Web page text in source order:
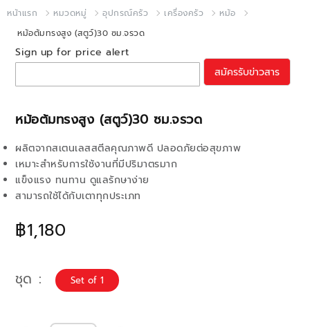
หน้าแรก หมวดหมู่ อุปกรณ์ครัว เครื่องครัว
หม้อ
หม้อต้มทรงสูง (สตูว์)30 ซม.จรวด
หม้อต้มทรงสูง (สตูว์)30 ซม.จรวด
฿1,180
ผลิตจากสเตนเลสสตีลคุณภาพดี ปลอดภัยต่อสุขภาพ
เหมาะสำหรับการใช้งานที่มีปริมาตรมาก
แข็งแรง ทนทาน ดูแลรักษาง่าย
สามารถใช้ได้กับเตาทุกประเภท
Sign up for price alert
สมัครรับข่าวสาร
ชุด Set of 1